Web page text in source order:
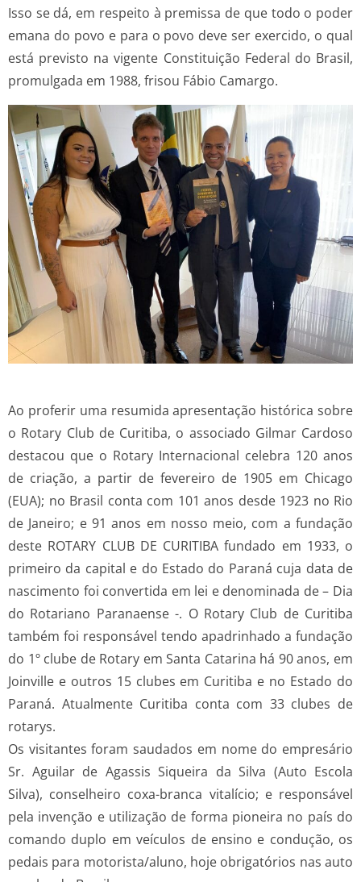
Isso se dá, em respeito à premissa de que todo o poder
emana do povo e para o povo deve ser exercido, o qual
está previsto na vigente Constituição Federal do Brasil,
promulgada em 1988, frisou Fábio Camargo.
Ao proferir uma resumida apresentação histórica sobre
o Rotary Club de Curitiba, o associado Gilmar Cardoso
destacou que o Rotary Internacional celebra 120 anos
de criação, a partir de fevereiro de 1905 em Chicago
(EUA); no Brasil conta com 101 anos desde 1923 no Rio
de Janeiro; e 91 anos em nosso meio, com a fundação
deste ROTARY CLUB DE CURITIBA fundado em 1933, o
primeiro da capital e do Estado do Paraná cuja data de
nascimento foi convertida em lei e denominada de – Dia
do Rotariano Paranaense -. O Rotary Club de Curitiba
também foi responsável tendo apadrinhado a fundação
do 1º clube de Rotary em Santa Catarina há 90 anos, em
Joinville e outros 15 clubes em Curitiba e no Estado do
Paraná. Atualmente Curitiba conta com 33 clubes de
rotarys.
Os visitantes foram saudados em nome do empresário
Sr. Aguilar de Agassis Siqueira da Silva (Auto Escola
Silva), conselheiro coxa-branca vitalício; e responsável
pela invenção e utilização de forma pioneira no país do
comando duplo em veículos de ensino e condução, os
pedais para motorista/aluno, hoje obrigatórios nas auto